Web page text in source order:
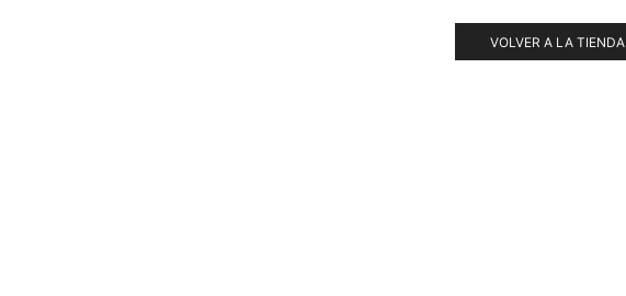
VOLVER A LA TIENDA